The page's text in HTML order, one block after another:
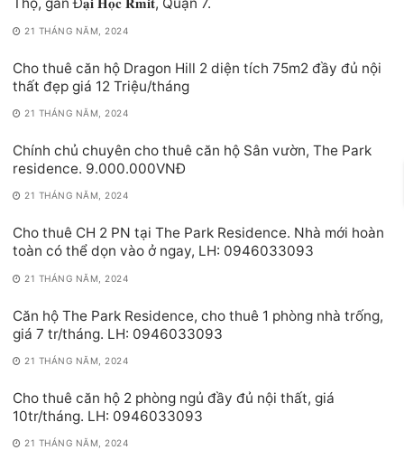
Thọ, gần Đ𝐚̣𝐢 𝐇𝐨̣𝐜 𝐑𝐦𝐢𝐭, Quận 7.
21 THÁNG NĂM, 2024
Cho thuê căn hộ Dragon Hill 2 diện tích 75m2 đầy đủ nội
thất đẹp giá 12 Triệu/tháng
21 THÁNG NĂM, 2024
Chính chủ chuyên cho thuê căn hộ Sân vườn, The Park
residence. 9.000.000VNĐ
21 THÁNG NĂM, 2024
Cho thuê CH 2 PN tại The Park Residence. Nhà mới hoàn
toàn có thể dọn vào ở ngay, LH: 0946033093
21 THÁNG NĂM, 2024
Căn hộ The Park Residence, cho thuê 1 phòng nhà trống,
giá 7 tr/tháng. LH: 0946033093
21 THÁNG NĂM, 2024
Cho thuê căn hộ 2 phòng ngủ đầy đủ nội thất, giá
10tr/tháng. LH: 0946033093
21 THÁNG NĂM, 2024